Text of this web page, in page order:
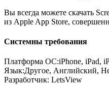
Вы всегда можете скачать
из Apple App Store,
Системны требования
Платформа ОС:iPhone, iPad,
Язык:Другое, Английский,
Разработчик: LetsView